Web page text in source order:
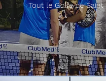
Tout le Golfe de Saint